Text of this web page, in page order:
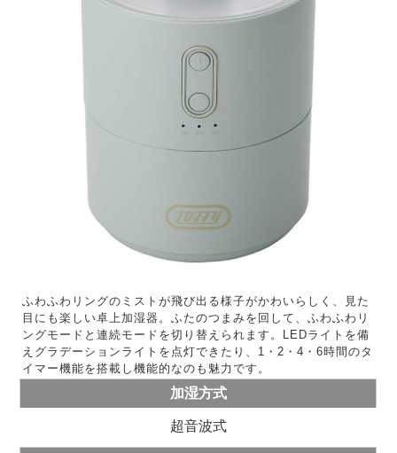
ふわふわリングのミストが飛び出る様子がかわいらしく、見た
目にも楽しい卓上加湿器。ふたのつまみを回して、ふわふわリ
ングモードと連続モードを切り替えられます。LEDライトを備
えグラデーションライトを点灯できたり、1・2・4・6時間のタ
イマー機能を搭載し機能的なのも魅力です。
加湿方式
超音波式